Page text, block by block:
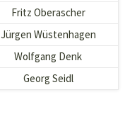
Fritz Oberascher
Jürgen Wüstenhagen
Wolfgang Denk
Georg Seidl